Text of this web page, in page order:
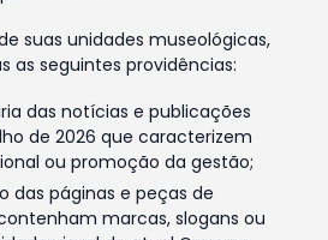
suas unidades museológicas,
as seguintes providências:
das notícias e publicações
de 2026 que caracterizem
ou promoção da gestão;
das páginas e peças de
marcas, slogans ou